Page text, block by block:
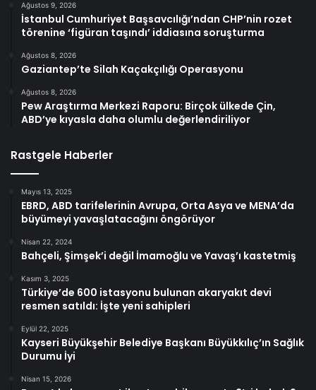
Ağustos 9, 2026
İstanbul Cumhuriyet Başsavcılığı’ndan CHP’nin rozet
törenine ‘figüran taşındı’ iddiasına soruşturma
Ağustos 8, 2026
Gaziantep’te Silah Kaçakçılığı Operasyonu
Ağustos 8, 2026
Pew Araştırma Merkezi Raporu: Birçok ülkede Çin,
ABD’ye kıyasla daha olumlu değerlendiriliyor
Rastgele Haberler
Mayıs 13, 2025
EBRD, ABD tarifelerinin Avrupa, Orta Asya ve MENA’da
büyümeyi yavaşlatacağını öngörüyor
Nisan 22, 2024
Bahçeli, Şimşek’i değil İmamoğlu ve Yavaş’ı kastetmiş
Kasım 3, 2025
Türkiye’de 600 istasyonu bulunan akaryakıt devi
resmen satıldı: İşte yeni sahipleri
Eylül 22, 2025
Kayseri Büyükşehir Belediye Başkanı Büyükkılıç’ın Sağlık
Durumu İyi
Nisan 15, 2026